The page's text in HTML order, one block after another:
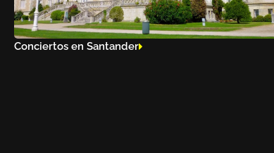
Conciertos en Santander